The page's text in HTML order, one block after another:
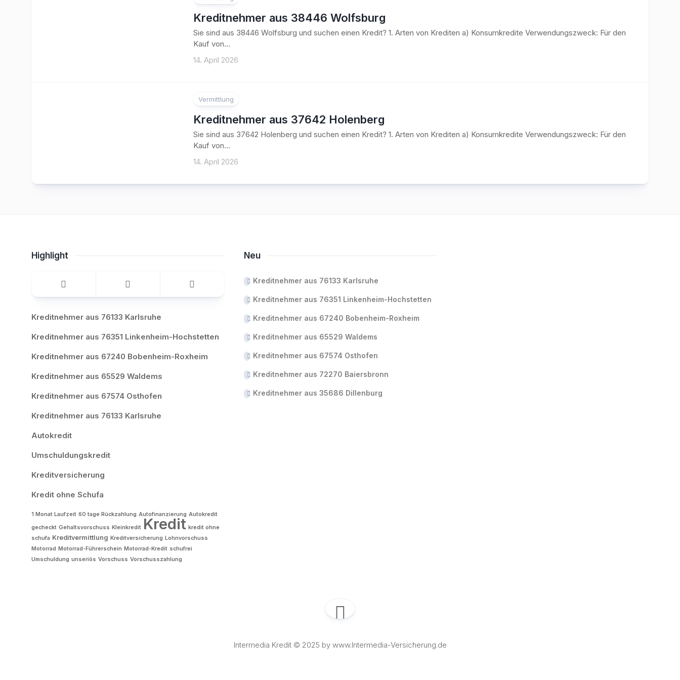
Kreditnehmer aus 38446 Wolfsburg
Sie sind aus 38446 Wolfsburg und suchen einen Kredit? 1. Arten von Krediten a) Konsumkredite Verwendungszweck: Für den
Kauf von...
14. April 2026
Vermittlung
Kreditnehmer aus 37642 Holenberg
Sie sind aus 37642 Holenberg und suchen einen Kredit? 1. Arten von Krediten a) Konsumkredite Verwendungszweck: Für den
Kauf von...
14. April 2026
Highlight
Kreditnehmer aus 76133 Karlsruhe
Kreditnehmer aus 76351 Linkenheim-Hochstetten
Kreditnehmer aus 67240 Bobenheim-Roxheim
Kreditnehmer aus 65529 Waldems
Kreditnehmer aus 67574 Osthofen
Kreditnehmer aus 76133 Karlsruhe
Autokredit
Umschuldungskredit
Kreditversicherung
Kredit ohne Schufa
1 Monat Laufzeit 60 tage Rückzahlung Autofinanzierung Autokredit
gecheckt Gehaltsvorschuss Kleinkredit Kredit kredit ohne
schufa Kreditvermittlung Kreditversicherung Lohnvorschuss
Motorrad Motorrad-Führerschein Motorrad-Kredit schufrei
Umschuldung unseriös Vorschuss Vorschusszahlung
Neu
Kreditnehmer aus 76133 Karlsruhe
Kreditnehmer aus 76351 Linkenheim-Hochstetten
Kreditnehmer aus 67240 Bobenheim-Roxheim
Kreditnehmer aus 65529 Waldems
Kreditnehmer aus 67574 Osthofen
Kreditnehmer aus 72270 Baiersbronn
Kreditnehmer aus 35686 Dillenburg
Intermedia Kredit © 2025 by www.Intermedia-Versicherung.de